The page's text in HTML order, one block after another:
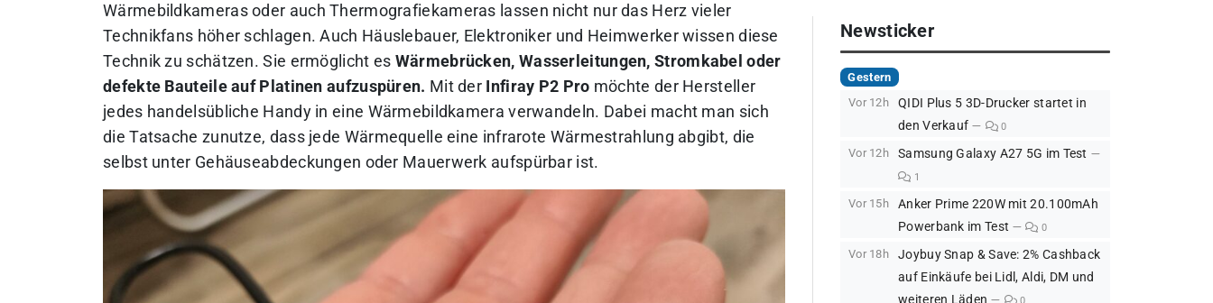
Wärmebildkameras oder auch Thermografiekameras lassen nicht nur das Herz vieler
Technikfans höher schlagen. Auch Häuslebauer, Elektroniker und Heimwerker wissen diese
Technik zu schätzen. Sie ermöglicht es Wärmebrücken, Wasserleitungen, Stromkabel oder
defekte Bauteile auf Platinen aufzuspüren. Mit der Infiray P2 Pro möchte der Hersteller
jedes handelsübliche Handy in eine Wärmebildkamera verwandeln. Dabei macht man sich
die Tatsache zunutze, dass jede Wärmequelle eine infrarote Wärmestrahlung abgibt, die
selbst unter Gehäuseabdeckungen oder Mauerwerk aufspürbar ist.
Newsticker
Gestern
Vor 12h
QIDI Plus 5 3D-Drucker startet in
den Verkauf
0
Vor 12h Samsung Galaxy A27 5G im Test
1
Vor 15h
Anker Prime 220W mit 20.100mAh
Powerbank im Test
0
Vor 18h
Joybuy Snap & Save: 2% Cashback
auf Einkäufe bei Lidl, Aldi, DM und